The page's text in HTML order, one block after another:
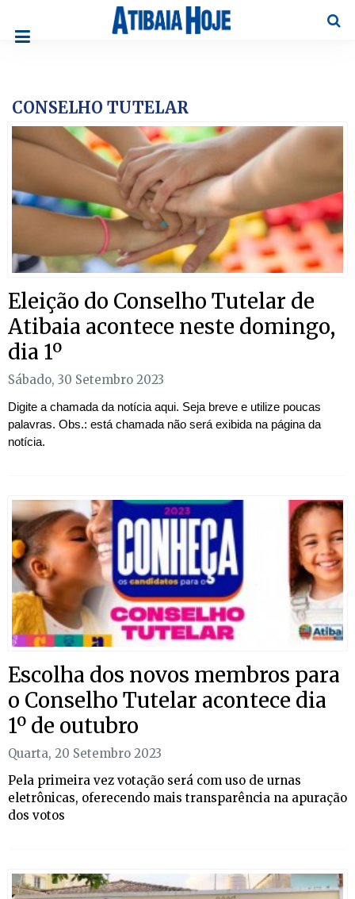
CONSELHO TUTELAR
Eleição do Conselho Tutelar de
Atibaia acontece neste domingo,
dia 1º
Sábado, 30 Setembro 2023
Digite a chamada da notícia aqui. Seja breve e utilize poucas
palavras. Obs.: está chamada não será exibida na página da
notícia.
Escolha dos novos membros para
o Conselho Tutelar acontece dia
1º de outubro
Quarta, 20 Setembro 2023
Pela primeira vez votação será com uso de urnas
eletrônicas, oferecendo mais transparência na apuração
dos votos